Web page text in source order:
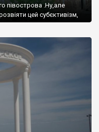
півострова .Ну,але
цей субєктивізм,